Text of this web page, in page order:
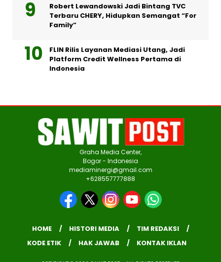
Robert Lewandowski Jadi Bintang TVC
Terbaru CHERY, Hidupkan Semangat “For
Family”
FLIN Rilis Layanan Mediasi Utang, Jadi
Platform Credit Wellness Pertama di
Indonesia
Graha Media Center,
Bogor - Indonesia
mediaminergi@gmail.com
+628557777888
HOME HISTORI MEDIA
TIM REDAKSI
KODE ETIK
HAK JAWAB KONTAK IKLAN